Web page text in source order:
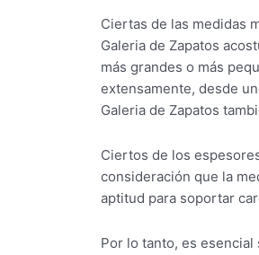
Ciertas de las medidas
Galeria de Zapatos
más grandes o más
extensamente, desde
Galeria de Zapatos
Ciertos de los
consideración que la
aptitud para soportar
Por lo tanto, es